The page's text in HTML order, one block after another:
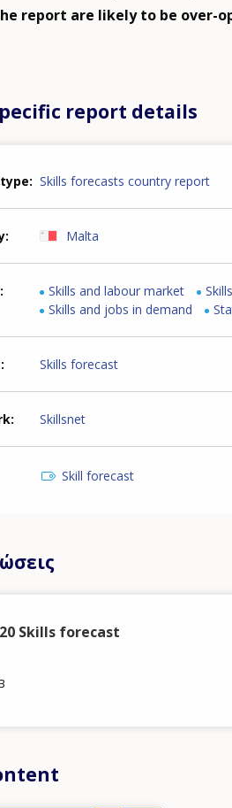
report are likely to be over-
report details
Skills forecasts country report
Malta
Skills and labour market
Skills and jobs in demand
Skills forecast
Skillsnet
Skill forecast
Skills forecast